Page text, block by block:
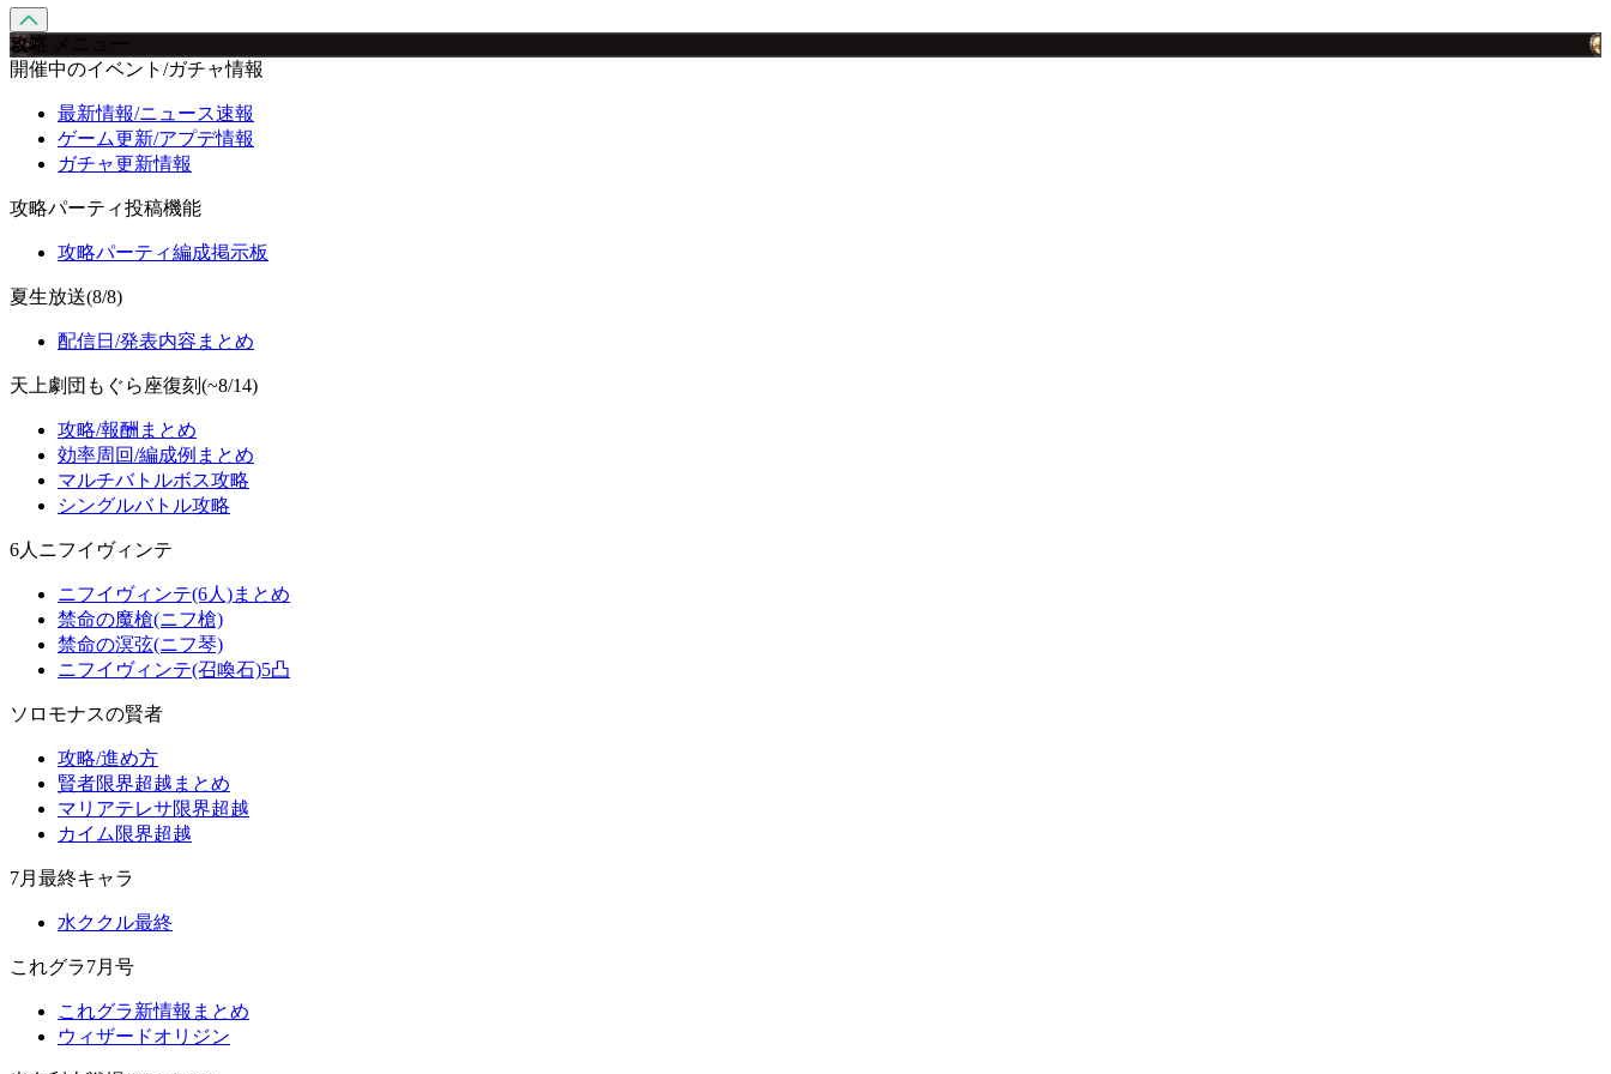
攻略 メニュー
開催中のイベント/ガチャ情報
最新情報/ニュース速報
ゲーム更新/アプデ情報
ガチャ更新情報
攻略パーティ投稿機能
攻略パーティ編成掲示板
夏生放送(8/8)
配信日/発表内容まとめ
天上劇団もぐら座復刻(~8/14)
攻略/報酬まとめ
効率周回/編成例まとめ
マルチバトルボス攻略
シングルバトル攻略
6人ニフイヴィンテ
ニフイヴィンテ(6人)まとめ
禁命の魔槍(ニフ槍)
禁命の溟弦(ニフ琴)
ニフイヴィンテ(召喚石)5凸
ソロモナスの賢者
攻略/進め方
賢者限界超越まとめ
マリアテレサ限界超越
カイム限界超越
7月最終キャラ
水ククル最終
これグラ7月号
これグラ新情報まとめ
ウィザードオリジン